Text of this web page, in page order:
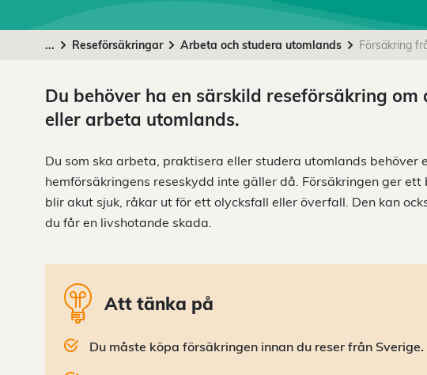
... Reseförsäkringar Arbeta och studera utomlands Försäkring
Du behöver ha en särskild reseförsäkring
eller arbeta utomlands.
Du som ska arbeta, praktisera eller studera utomlands behöver
hemförsäkringens reseskydd inte gäller då. Försäkringen ger
blir akut sjuk, råkar ut för ett olycksfall eller överfall. Den kan
du får en livshotande skada.
Att tänka på
Du måste köpa försäkringen innan du reser från Sverige.